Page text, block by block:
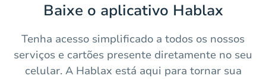
Baixe o aplicativo Hablax
Tenha acesso simplificado a todos os nossos
serviços e cartões presente diretamente no seu
celular. A Hablax está aqui para tornar sua